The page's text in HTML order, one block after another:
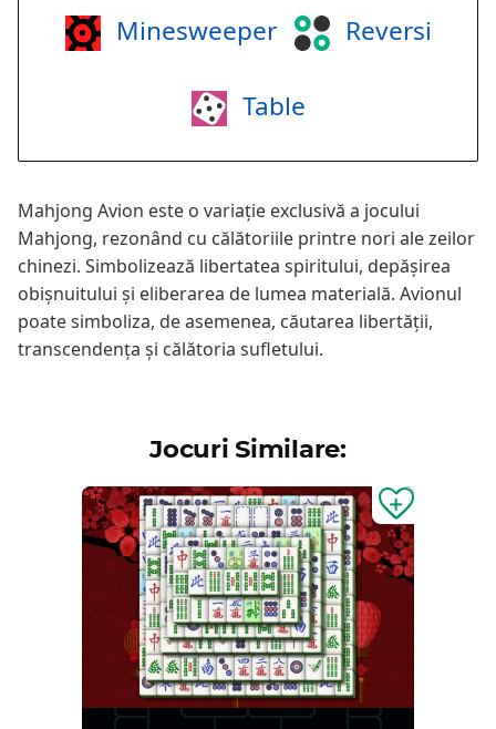
Minesweeper Reversi
Table
Mahjong Avion este o variație exclusivă a jocului
Mahjong, rezonând cu călătoriile printre nori ale zeilor
chinezi. Simbolizează libertatea spiritului, depășirea
obișnuitului și eliberarea de lumea materială. Avionul
poate simboliza, de asemenea, căutarea libertății,
transcendența și călătoria sufletului.
Jocuri Similare: